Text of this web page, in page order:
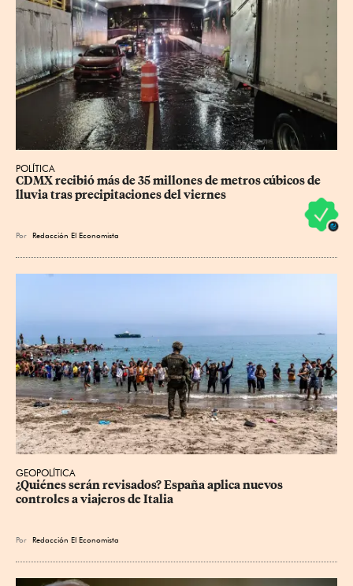
POLÍTICA
CDMX recibió más de 35 millones de metros cúbicos de
lluvia tras precipitaciones del viernes
Por Redacción El Economista
GEOPOLÍTICA
¿Quiénes serán revisados? España aplica nuevos
controles a viajeros de Italia
Por Redacción El Economista